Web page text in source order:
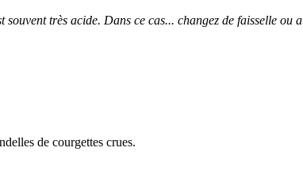
très acide. Dans ce cas... changez de faisselle ou
de courgettes crues.